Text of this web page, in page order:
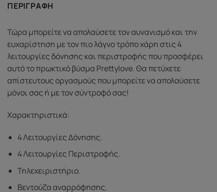
ΠΕΡΙΓΡΑΦΉ
Τώρα μπορείτε να απολαύσετε τον αυνανισμό και την
ευχαρίστηση με τον πιο λάγνο τρόπο χάρη στις 4
λειτουργίες δόνησης και περιστροφής που προσφέρει
αυτό το πρωκτικό βύσμα Prettylove. Θα πετύχετε
απίστευτους οργασμούς που μπορείτε να απολαύσετε
μόνοι σας ή με τον σύντροφό σας!
Χαρακτηριστικά:
4 Λειτουργίες Δόνησης.
4 Λειτουργίες Περιστροφής.
Τηλεχειριστήριο.
Βεντούζα αναρρόφησης.